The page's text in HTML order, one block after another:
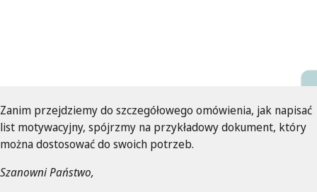
Zanim przejdziemy do szczegółowego omówienia, jak napisać
list motywacyjny, spójrzmy na przykładowy dokument, który
można dostosować do swoich potrzeb.
Szanowni Państwo,